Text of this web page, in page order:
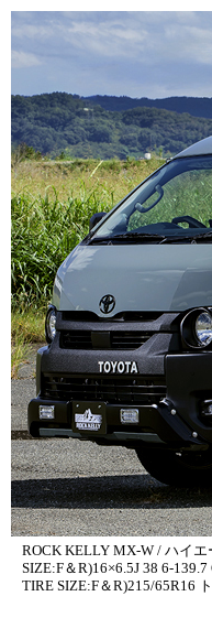
ROCK KELLY MX-W / ハイエ
SIZE:F＆R)16×6.5J 38 6-
TIRE SIZE:F＆R)215/65R16